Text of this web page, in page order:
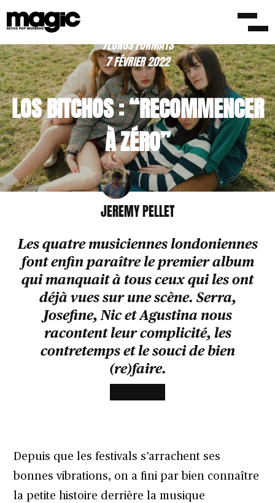
/LONGS FORMATS
7 FÉVRIER 2022
LOS BITCHOS : “RECOMMENCER
À ZÉRO”
JEREMY PELLET
Les quatre musiciennes londoniennes
font enfin paraître le premier album
qui manquait à tous ceux qui les ont
déjà vues sur une scène. Serra,
Josefine, Nic et Agustina nous
racontent leur complicité, les
contretemps et le souci de bien
(re)faire.
Depuis que les festivals s’arrachent ses
bonnes vibrations, on a fini par bien connaître
la petite histoire derrière la musique